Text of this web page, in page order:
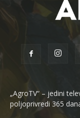
„AgroTV“ – jedini
poljoprivredi 365